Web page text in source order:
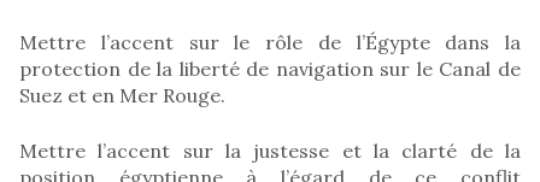
Mettre l’accent sur le rôle de l’Égypte dans la
protection de la liberté de navigation sur le Canal de
Suez et en Mer Rouge.
Mettre l’accent sur la justesse et la clarté de la
position égyptienne à l’égard de ce conflit